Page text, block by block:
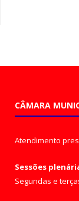
CÂMARA
Atendimento
Sessões
Segundas e